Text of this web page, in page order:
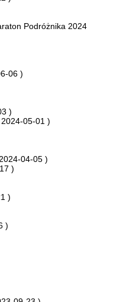
Podróżnika 2024
06 )
)
05-01 )
04-05 )
)
)
)